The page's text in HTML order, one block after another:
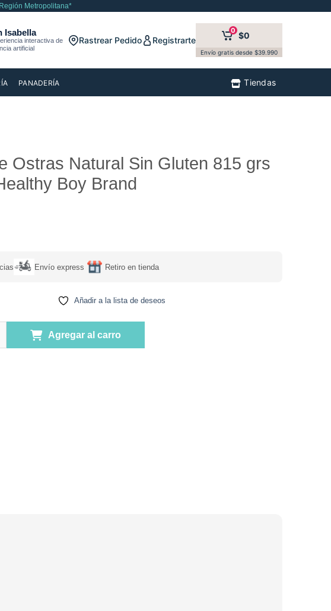
Metropolitana*
Rastrear Pedido Registrarte
0 $0
Envío gratis desde $39.990
PANADERÍA Tiendas
Ostras Natural Sin Gluten 815 grs
Boy Brand
Envío express Retiro en tienda
Añadir a la lista de deseos
Agregar al carro